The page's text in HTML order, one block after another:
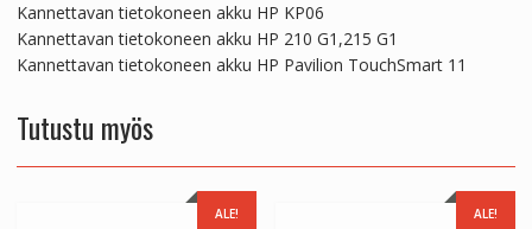
Kannettavan tietokoneen akku HP KP06
Kannettavan tietokoneen akku HP 210 G1,215 G1
Kannettavan tietokoneen akku HP Pavilion TouchSmart 11
Tutustu myös
ALE! ALE!